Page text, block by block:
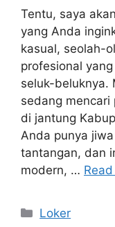
Tentu, saya
yang Anda
kasual, seolah-
profesional
seluk-beluknya.
sedang mencari
di jantung
Anda punya
tantangan, dan
modern, …
Kategori
Loker